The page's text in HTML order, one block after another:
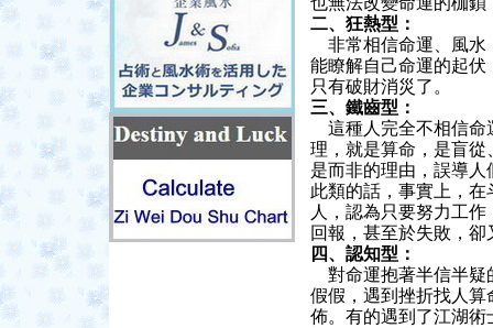
二、狂熱型：
非常相信命運、風水
能瞭解自己命運的起
只有破財消災了。
三、鐵齒型：
這種人完全不相信命
理，就是算命，是盲
是而非的理由，誤導
此類的話，事實上，
人，認為只要努力工
回報，甚至於失敗，
四、認知型：
對命運抱著半信半疑
假假，遇到挫折找人
佈。有的遇到了江湖